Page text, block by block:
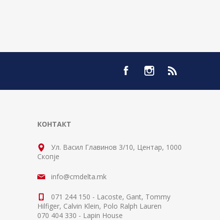
КОНТАКТ
Ул. Васил Главинов 3/10, Центар, 1000
Скопје
info@cmdelta.mk
071 244 150 - Lacoste, Gant, Tommy
Hilfiger, Calvin Klein, Polo Ralph Lauren
070 404 330 - Lapin House